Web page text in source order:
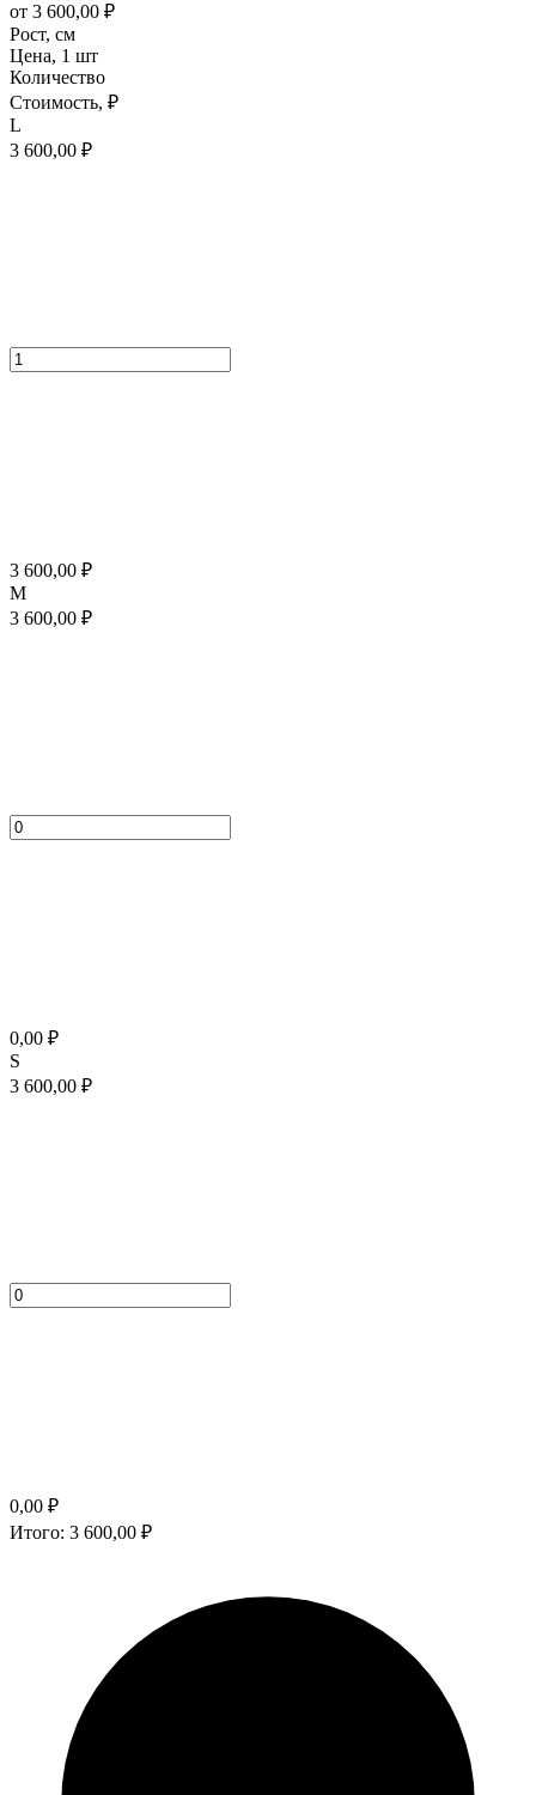
от 3 600,00 ₽
Рост, см
Цена, 1 шт
Количество
Стоимость, ₽
L
3 600,00 ₽
3 600,00 ₽
M
3 600,00 ₽
0,00 ₽
S
3 600,00 ₽
0,00 ₽
Итого: 3 600,00 ₽